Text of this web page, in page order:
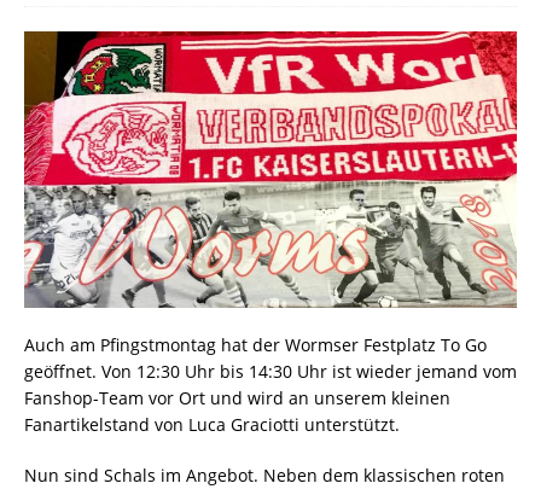
Auch am Pfingstmontag hat der Wormser Festplatz To Go
geöffnet. Von 12:30 Uhr bis 14:30 Uhr ist wieder jemand vom
Fanshop-Team vor Ort und wird an unserem kleinen
Fanartikelstand von Luca Graciotti unterstützt.
Nun sind Schals im Angebot. Neben dem klassischen roten